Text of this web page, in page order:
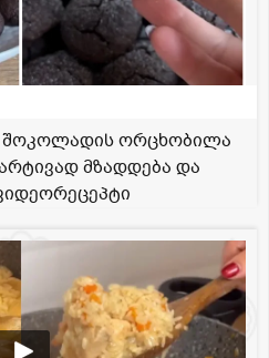
შოკოლადის ორცხობილა
მზადდება და